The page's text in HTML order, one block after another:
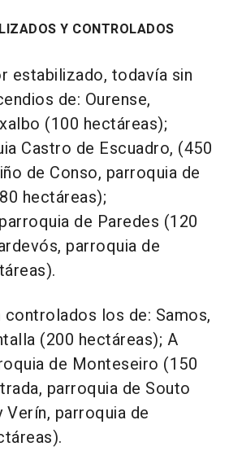
Y CONTROLADOS
estabilizado, todavía sin
de: Ourense,
(100 hectáreas);
Castro de Escuadro, (450
de Conso, parroquia de
hectáreas);
de Paredes (120
parroquia de
los de: Samos,
(200 hectáreas); A
de Monteseiro (150
parroquia de Souto
parroquia de